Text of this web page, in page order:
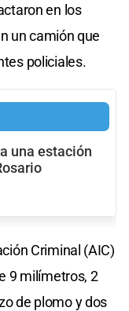
en los
un camión que
policiales.
una estación
Criminal (AIC)
9 milímetros, 2
de plomo y dos